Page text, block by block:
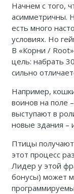
Начнем с того,
асимметричны.
есть много
условиях. Но
В «Корни /
цель: набрать
сильно
Например,
воинов на поле
выступают в
новые здания –
Птицы получают
этот процесс
Лидер у этой
бонусы) может